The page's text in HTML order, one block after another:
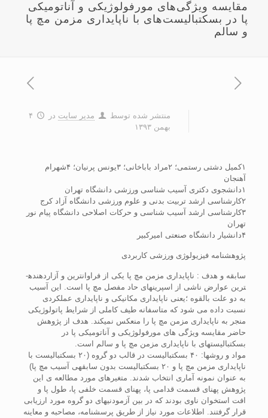
مقایسه ویژگی‌های مورفولوژیکی و آناتومیکی
پا در بسکتبالیست‌های با ناپایداری مزمن مچ پا
و سالم
منتشر شده توسط مدیر سایت در
۴
بهمن ۱۳۹۳
۱کمیل دشتی رستمی؛ ۲مراد باباخانی؛ ۳یونس پرنیان؛ ۴شهرام
آهنجان
۱دانشجوی دکتری آسیب شناسی ورزشی دانشگاه تهران
۲کارشناسی ارشد تربیت بدنی و علوم ورزشی دانشگاه آزاد کرج
۳کارشناسی ارشد آسیب شناسی و حرکات اصلاحی دانشگاه پیام نور
تهران
۴دانشیار دانشگاه صنعتی امیرکبیر
پژوهشنامه فیزیولوژی ورزشی کاربردی
سابقه و هدف : ناپایداری مزمن مچ پا یکی از فراوان­ترین و آزاردهنده­
ترین عوارض ناشی از اسپرین­های حاد مفصل مچ پا است. این آسیب
به دو علت بالقوه ؛یعنی ناپایداری مکانیکی و ناپایداری عملکردی
نسبت داده می شود که متاسفانه طیف کاملی از شرایط پاتولوژیکی
منجر به ناپایداری مزمن مچ پا را منعکس نمی­کند. هدف از پژوهش
حاضر مقایسه ویژگی های مورفولوژیکی و آناتومیکی پا در
بسکتبالیست­های با ناپایداری مزمن مچ پا و سالم است.
مواد و روش­ها: ۴۰ بسکتبالیست در قالب دو گروه (۲۰ بسکتبالیست با
ناپایداری مزمن مچ پا و ۲۰ بسکتبالیست بدون سابقه­ی آسیب مچ پا)
به عنوان نمونه آماری انتخاب شدند. متغیرهای مورد مطالعه ی این
پژوهش پهنای قسمت قدامی پا، پهنای قسمت خلفی پا، طول پا و
افت استخوان ناوی بودند که در بین آزمودنی­های دو گروه مورد ارزیابی
قرار گرفتند. اطلاعات مورد نیاز از طریق پرسش­نامه، مصاحبه و معاینه